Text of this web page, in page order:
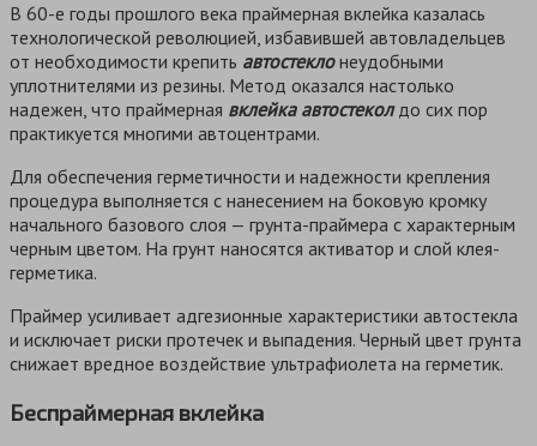
В 60-е годы прошлого века праймерная вклейка казалась
технологической революцией, избавившей автовладельцев
от необходимости крепить автостеклонеудобными
уплотнителями из резины. Метод оказался настолько
надежен, что праймерная вклейка автостеколдо сих пор
практикуется многими автоцентрами.
Для обеспечения герметичности и надежности крепления
процедура выполняется с нанесением на боковую кромку
начального базового слоя — грунта-праймера с характерным
черным цветом. На грунт наносятся активатор и слой клея-
герметика.
Праймер усиливает адгезионные характеристики автостекла
и исключает риски протечек и выпадения. Черный цвет грунта
снижает вредное воздействие ультрафиолета на герметик.
Беспраймерная вклейка